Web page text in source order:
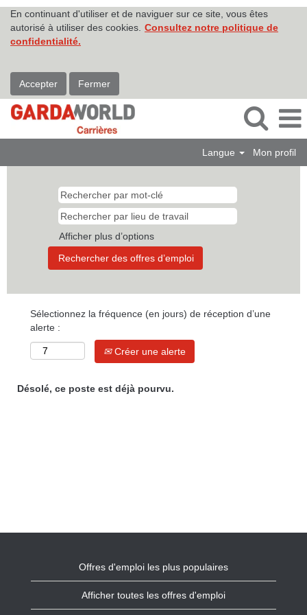
En continuant d'utiliser et de naviguer sur ce site, vous êtes
autorisé à utiliser des cookies. Consultez notre politique de
confidentialité.
Accepter Fermer
Langue Mon profil
Afficher plus d’options
Sélectionnez la fréquence (en jours) de réception d’une
alerte :
Créer une alerte
Désolé, ce poste est déjà pourvu.
Offres d'emploi les plus populaires
Afficher toutes les offres d'emploi